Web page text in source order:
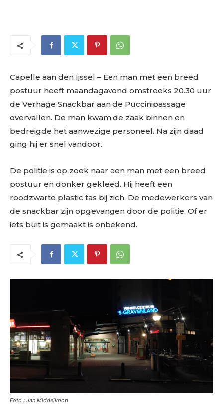
Capelle aan den Ijssel – Een man met een breed
postuur heeft maandagavond omstreeks 20.30 uur
de Verhage Snackbar aan de Puccinipassage
overvallen. De man kwam de zaak binnen en
bedreigde het aanwezige personeel. Na zijn daad
ging hij er snel vandoor.
De politie is op zoek naar een man met een breed
postuur en donker gekleed. Hij heeft een
roodzwarte plastic tas bij zich. De medewerkers van
de snackbar zijn opgevangen door de politie. Of er
iets buit is gemaakt is onbekend.
Foto : Jan Middelkoop